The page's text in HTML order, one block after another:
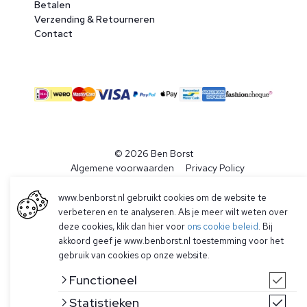
Betalen
Verzending & Retourneren
Contact
© 2026 Ben Borst
Algemene voorwaarden Privacy Policy
www.benborst.nl gebruikt cookies om de website te
verbeteren en te analyseren. Als je meer wilt weten over
deze cookies, klik dan hier voor ons cookie beleid. Bij
akkoord geef je www.benborst.nl toestemming voor het
gebruik van cookies op onze website.
Functioneel
Statistieken